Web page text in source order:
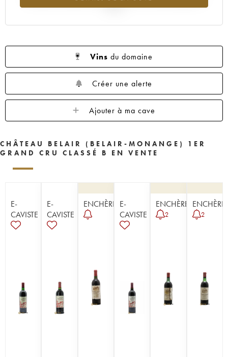
Vins du domaine
Créer une alerte
Ajouter à ma cave
CHÂTEAU BELAIR (BELAIR-MONANGE) 1ER
GRAND CRU CLASSÉ B EN VENTE
E-
CAVISTE
E-
CAVISTE
ENCHÈRE
E-
CAVISTE
ENCHÈRE
2
ENCHÈRE
2